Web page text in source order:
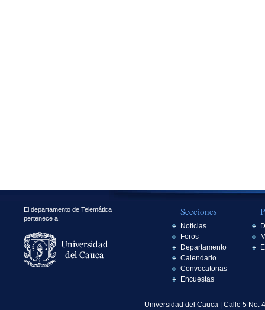
El departamento de Telemática
pertenece a:
Secciones
Noticias
Foros
Departamento
Calendario
Convocatorias
Encuestas
Universidad del Cauca | Calle 5 No.